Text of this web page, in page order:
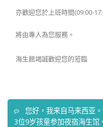
亦歡迎您於上班時間(09:00-
將由專人為您服務。
海生館竭誠歡迎您的蒞臨
您好，我来自马来西亚
3位9岁孩童参加夜宿海生馆